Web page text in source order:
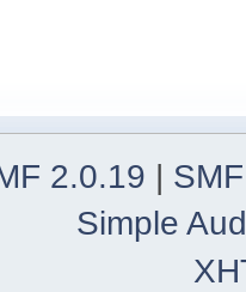
2.0.19
Simple